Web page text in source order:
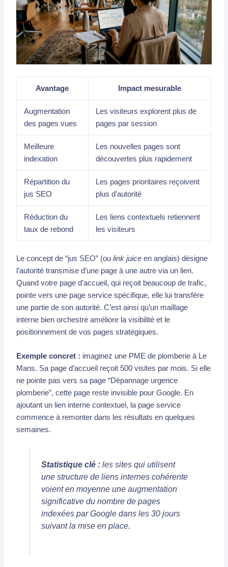
Avantage Impact mesurable
Augmentation
des pages vues
Les visiteurs explorent plus de
pages par session
Meilleure
indexation
Les nouvelles pages sont
découvertes plus rapidement
Répartition du
jus SEO
Les pages prioritaires reçoivent
plus d’autorité
Réduction du
taux de rebond
Les liens contextuels retiennent
les visiteurs
Le concept de “jus SEO” (ou link juiceen anglais) désigne
l’autorité transmise d’une page à une autre via un lien.
Quand votre page d’accueil, qui reçoit beaucoup de trafic,
pointe vers une page service spécifique, elle lui transfère
une partie de son autorité. C’est ainsi qu’un maillage
interne bien orchestré améliore la visibilité et le
positionnement de vos pages stratégiques.
Exemple concret : imaginez une PME de plomberie à Le
Mans. Sa page d’accueil reçoit 500 visites par mois. Si elle
ne pointe pas vers sa page “Dépannage urgence
plomberie”, cette page reste invisible pour Google. En
ajoutant un lien interne contextuel, la page service
commence à remonter dans les résultats en quelques
semaines.
Statistique clé :les sites qui utilisent
une structure de liens internes cohérente
voient en moyenne une augmentation
significative du nombre de pages
indexées par Google dans les 30 jours
suivant la mise en place.